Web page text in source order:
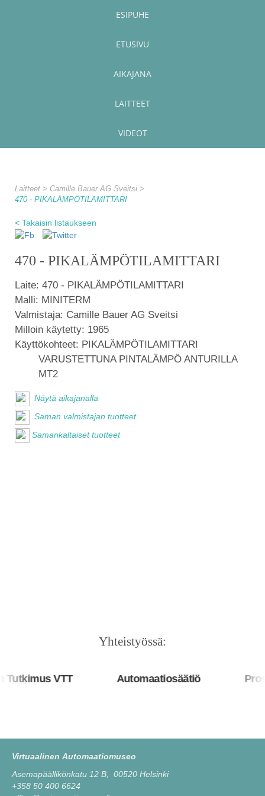
ESIPUHE
ETUSIVU
AIKAJANA
LAITTEET
VIDEOT
Laitteet
Camille Bauer AG Sveitsi
470 - PIKALÄMPÖTILAMITTARI
< Takaisin listaukseen
470 - PIKALÄMPÖTILAMITTARI
Laite: 470 - PIKALÄMPÖTILAMITTARI
Malli: MINITERM
Valmistaja: Camille Bauer AG Sveitsi
Milloin käytetty: 1965
Käyttökohteet: PIKALÄMPÖTILAMITTARI
VARUSTETTUNA PINTALÄMPÖ ANTURILLA
MT2
Näytä aikajanalla
Saman valmistajan tuotteet
Samankaltaiset tuotteet
Yhteistyössä:
VTT Automaatiosäätiö
Virtuaalinen Automaatiomuseo
Asemapäällikönkatu 12 B, 00520 Helsinki
+358 50 400 6624